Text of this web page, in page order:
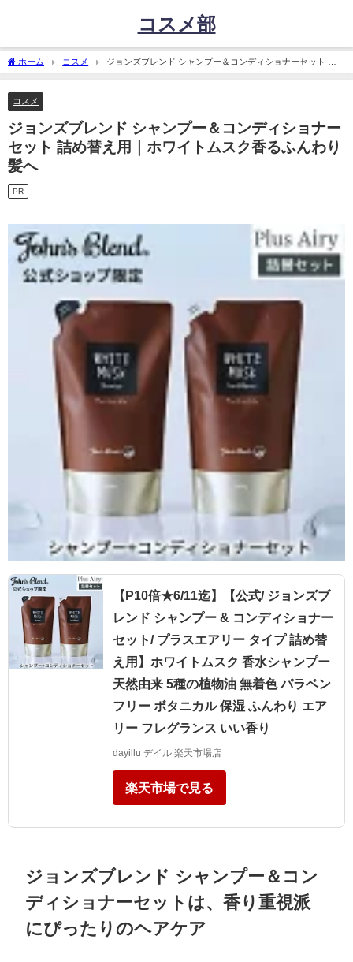
コスメ部
ホーム コスメ
ジョンズブレンド シャンプー＆コンディショナーセット 詰
め替え用｜ホワイトムスク香るふんわり髪へ
コスメ
ジョンズブレンド シャンプー＆コンディショナー
セット 詰め替え用｜ホワイトムスク香るふんわり
髪へ
PR
【P10倍★6/11迄】【公式/ ジョンズブ
レンド シャンプー & コンディショナー
セット/ プラスエアリー タイプ 詰め替
え用】ホワイトムスク 香水シャンプー
天然由来 5種の植物油 無着色 パラベン
フリー ボタニカル 保湿 ふんわり エア
リー フレグランス いい香り
dayillu デイル 楽天市場店
楽天市場で見る
ジョンズブレンド シャンプー＆コン
ディショナーセットは、香り重視派
にぴったりのヘアケア